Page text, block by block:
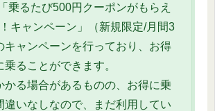
乗るたび500円クーポンがもらえ
キャンペーン」（新規限定/月間3
キャンペーンを行っており、お得
ることができます。
かる場合があるものの、お得に乗
違いなしなので、まだ利用してい